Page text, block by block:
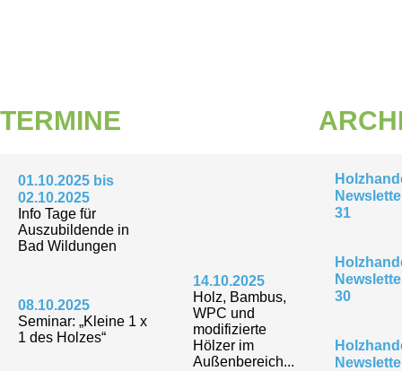
TERMINE
01.10.2025 bis
02.10.2025
Info Tage für
Auszubildende in
Bad Wildungen
08.10.2025
Seminar: „Kleine 1 x
1 des Holzes“
14.10.2025
Holz, Bambus,
WPC und
modifizierte
Hölzer im
Außenbereich...
31
30